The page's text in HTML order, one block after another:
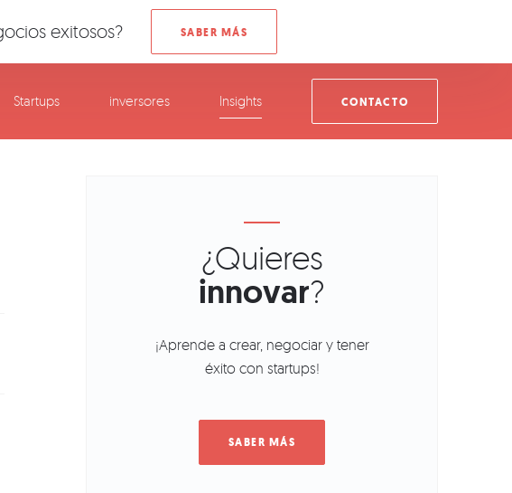
Startups inversores Insights CONTACTO
¿Quieres
innovar?
¡Aprende a crear, negociar y tener
éxito con startups!
exitosos?